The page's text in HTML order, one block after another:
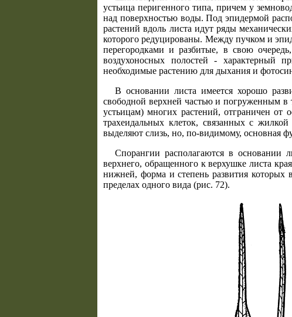
устьица перигенного типа, причем у
над поверхностью воды. Под эпидермой
растений вдоль листа идут ряды
которого редуцированы. Между пучком и
перегородками и разбитые, в свою
воздухоносных полостей - характерный
необходимые растению для дыхания и
В основании листа имеется хорошо
свободной верхней частью и погруженным
устьицам) многих растений, отграничен от
трахеидальных клеток, связанных с
выделяют слизь, но, по-видимому, основная
Спорангии располагаются в
верхнего, обращенного к верхушке листа
нижней, форма и степень развития
пределах одного вида (рис. 72).